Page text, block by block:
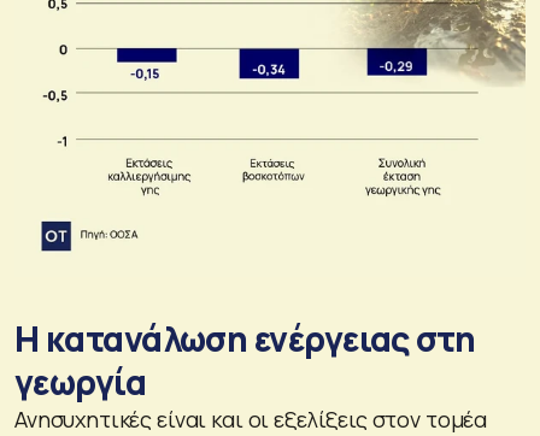
Η κατανάλωση ενέργειας στη
γεωργία
Ανησυχητικές είναι και οι εξελίξεις στον τομέα